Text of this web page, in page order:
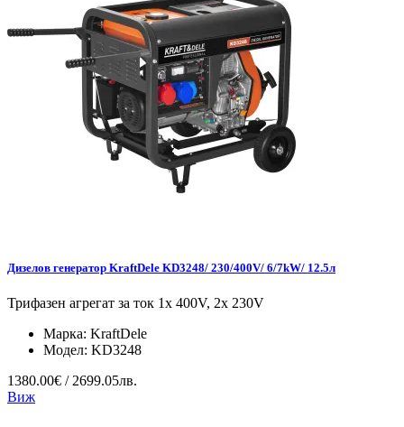
Дизелов генератор KraftDele KD3248/ 230/400V/ 6/7kW/ 12.5л
Трифазен агрегат за ток 1x 400V, 2x 230V
Марка: KraftDele
Модел: KD3248
1380.00€ / 2699.05лв.
Виж